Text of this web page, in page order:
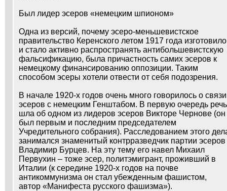
Был лидер эсеров «немецким шпионом»
Одна из версий, почему эсеро-меньшевистское
правительство Керенского летом 1917 года изготовило
и стало активно распространять антибольшевистскую
фальсификацию, была причастность самих эсеров к
немецкому финансированию оппозиции. Таким
способом эсеры хотели отвести от себя подозрения.
В начале 1920-х годов очень много говорилось о связи
эсеров с немецким Генштабом. В первую очередь речь
шла об одном из лидеров эсеров Викторе Чернове (он
был первым и последним председателем
Учредительного собрания). Расследованием этого
занимался знаменитый контрразведчик партии эсеров
Владимир Бурцев. На эту тему его навел Михаил
Первухин – тоже эсер, политэмигрант, проживший в
Италии (к середине 1920-х годов на почве
антикоммунизма он стал убежденным фашистом,
автор «Манифеста русского фашизма»).